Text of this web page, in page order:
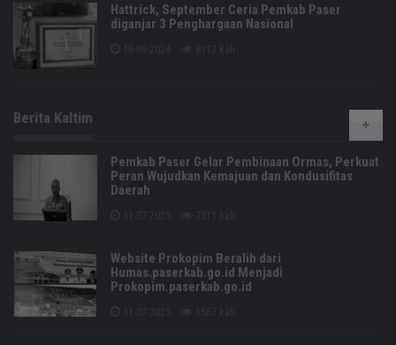
Hattrick, September Ceria Pemkab Paser
diganjar 3 Penghargaan Nasional
Berita Kaltim
Pemkab Paser Gelar Pembinaan Ormas, Perkuat
Peran Wujudkan Kemajuan dan Kondusifitas
Daerah
Website Prokopim Beralih dari
Humas.paserkab.go.id Menjadi
Prokopim.paserkab.go.id